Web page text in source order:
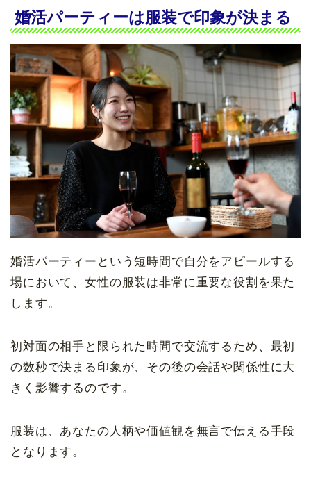
婚活パーティーは服装で印象が決まる
婚活パーティーという短時間で自分をアピールする
場において、女性の服装は非常に重要な役割を果た
します。
初対面の相手と限られた時間で交流するため、最初
の数秒で決まる印象が、その後の会話や関係性に大
きく影響するのです。
服装は、あなたの人柄や価値観を無言で伝える手段
となります。